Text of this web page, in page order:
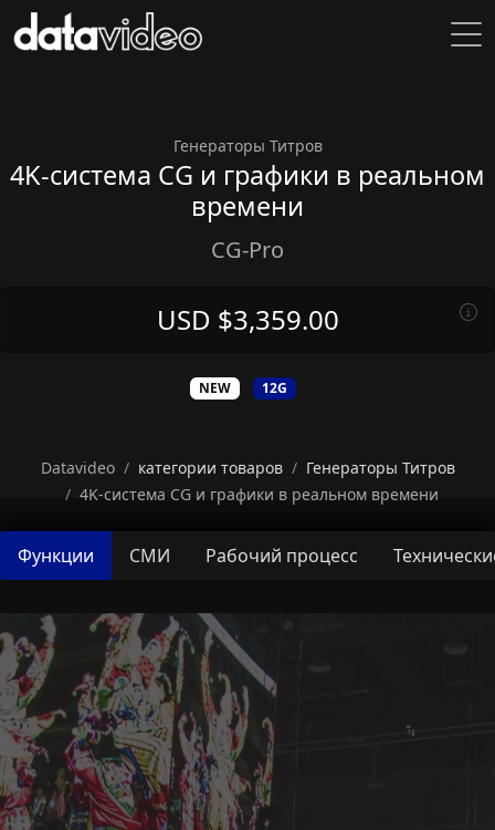
Генераторы Титров
4K-система CG и графики в реальном
времени
CG-Pro
USD $3,359.00
NEW 12G
Datavideo категории товаров
Генераторы Титров
4K-система CG и графики в реальном времени
Функции СМИ Рабочий процесс